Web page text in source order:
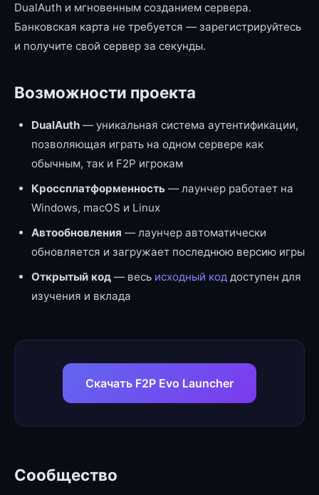
DualAuth и мгновенным созданием сервера.
Банковская карта не требуется — зарегистрируйтесь
и получите свой сервер за секунды.
Возможности проекта
DualAuth — уникальная система аутентификации,
позволяющая играть на одном сервере как
обычным, так и F2P игрокам
Кроссплатформенность — лаунчер работает на
Windows, macOS и Linux
Автообновления — лаунчер автоматически
обновляется и загружает последнюю версию игры
Открытый код — весь исходный код доступен для
изучения и вклада
Скачать F2P Evo Launcher
Сообщество